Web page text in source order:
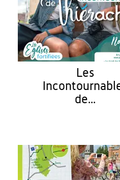
Les
de...